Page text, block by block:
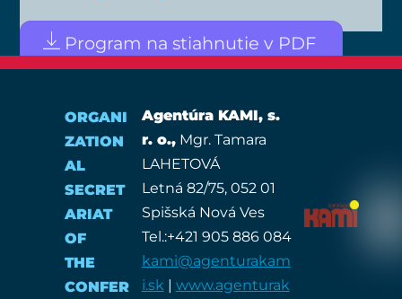
Prog­ram na stia­hnu­tie v PDF
ORGANI
ZATION
AL
SECRET
ARIAT
OF
THE
CONFER
Agentúra KAMI, s.
r. o.,Mgr. Tamara
LAHETOVÁ
Letná 82/75, 052 01
Spišská Nová Ves
Tel.:+421 905 886 084
kami@agenturakam
i.sk | www.agenturak